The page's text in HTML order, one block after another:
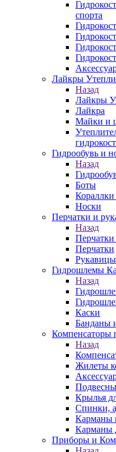
спорта
Лайкры
Назад
Лайкры
Лайкра
Майки и
Гидрообувь и
Назад
Боты
Носки
Перчатки и
Назад
Перчатки
Рукавицы
Гидрошлемы
Назад
Каски
Банданы
Компенсаторы
Назад
Жилеты
Крылья
Спинки,
Карманы
Карманы
Приборы и